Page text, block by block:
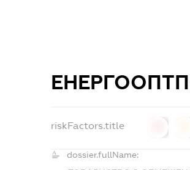
riskFactors.title
dossier.fullName: